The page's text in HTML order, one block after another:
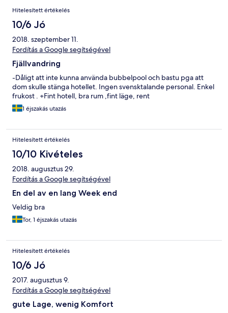
Értékelések
Hitelesített értékelés
10/6 Jó
2018. szeptember 11.
Fordítás a Google segítségével
Fjällvandring
-Dåligt att inte kunna använda bubbelpool och bastu pga att
dom skulle stänga hotellet. Ingen svensktalande personal. Enkel
frukost . +Fint hotell, bra rum ,fint läge, rent
1 éjszakás utazás
Hitelesített értékelés
10/10 Kivételes
2018. augusztus 29.
Fordítás a Google segítségével
En del av en lang Week end
Veldig bra
Tor, 1 éjszakás utazás
Hitelesített értékelés
10/6 Jó
2017. augusztus 9.
Fordítás a Google segítségével
gute Lage, wenig Komfort